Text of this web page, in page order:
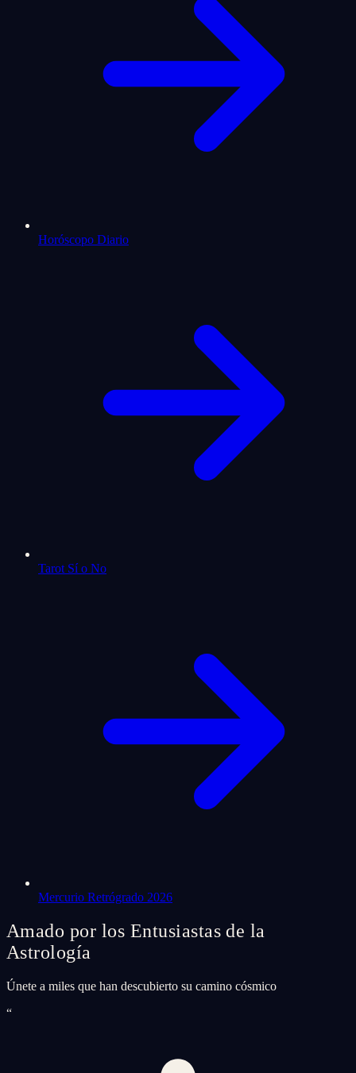
Horóscopo Diario
Tarot Sí o No
Mercurio Retrógrado 2026
Amado por los Entusiastas de la
Astrología
Únete a miles que han descubierto su camino cósmico
“